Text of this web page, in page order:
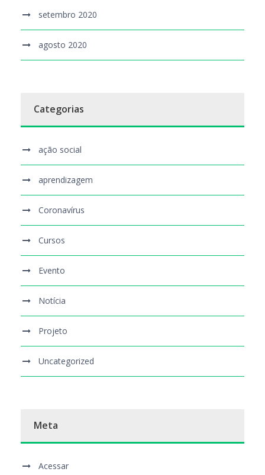
setembro 2020
agosto 2020
Categorias
ação social
aprendizagem
Coronavírus
Cursos
Evento
Notícia
Projeto
Uncategorized
Meta
Acessar